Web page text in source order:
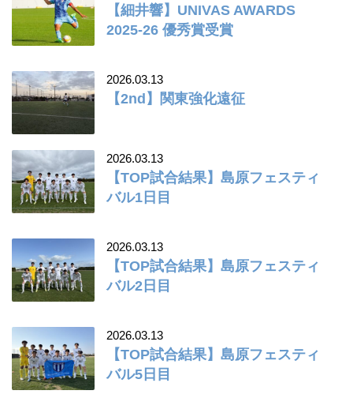
【細井響】UNIVAS AWARDS
2025-26 優秀賞受賞
2026.03.13
【2nd】関東強化遠征
2026.03.13
【TOP試合結果】島原フェスティ
バル1日目
2026.03.13
【TOP試合結果】島原フェスティ
バル2日目
2026.03.13
【TOP試合結果】島原フェスティ
バル5日目